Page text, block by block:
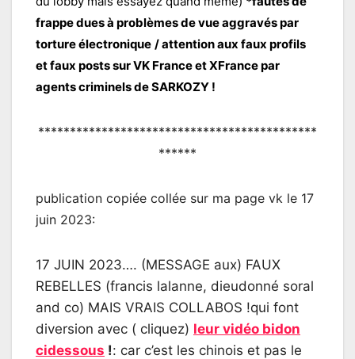
frappe dues à problèmes de vue aggravés par
torture électronique / attention aux faux profils
et faux posts sur VK France et XFrance par
agents criminels de SARKOZY !
********************************************
******
publication copiée collée sur ma page vk le 17
juin 2023:
17 JUIN 2023…. (MESSAGE aux) FAUX
REBELLES (francis lalanne, dieudonné soral
and co) MAIS VRAIS COLLABOS !qui font
diversion avec ( cliquez) leur vidéo bidon
cidessous !: car c’est les chinois et pas le